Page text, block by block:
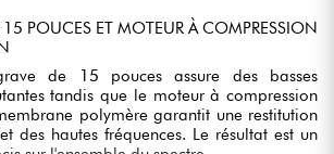
15 POUCES ET MOTEUR À COMPRESSION
de 15 pouces assure des basses
tandis que le moteur à compression
polymère garantit une restitution
des hautes fréquences. Le résultat est un